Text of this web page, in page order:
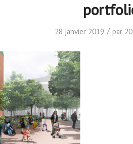
28 janvier 2019 / par